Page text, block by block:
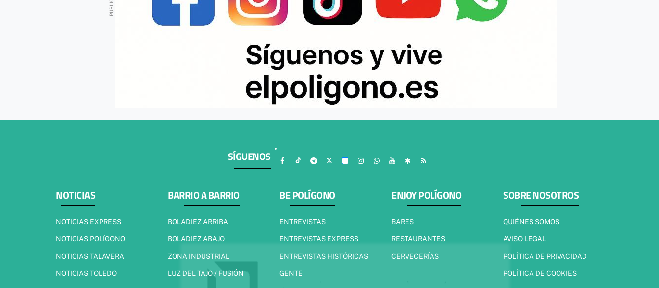
SÍGUENOS
NOTICIAS
NOTICIAS EXPRESS
NOTICIAS POLÍGONO
NOTICIAS TALAVERA
NOTICIAS TOLEDO
BARRIO A BARRIO
BOLADIEZ ARRIBA
BOLADIEZ ABAJO
ZONA INDUSTRIAL
LUZ DEL TAJO / FUSIÓN
BE POLÍGONO
ENTREVISTAS
ENTREVISTAS EXPRESS
ENTREVISTAS HISTÓRICAS
GENTE
ENJOY POLÍGONO
BARES
RESTAURANTES
CERVECERÍAS
SOBRE NOSOTROS
QUIÉNES SOMOS
AVISO LEGAL
POLÍTICA DE PRIVACIDAD
POLÍTICA DE COOKIES